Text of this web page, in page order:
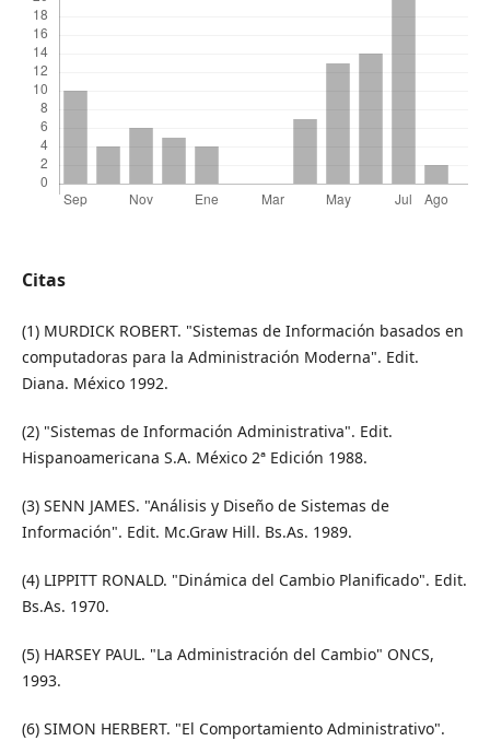
Citas
(1) MURDICK ROBERT. "Sistemas de Información basados en
computadoras para la Administración Moderna". Edit.
Diana. México 1992.
(2) "Sistemas de Información Administrativa". Edit.
Hispanoamericana S.A. México 2ª Edición 1988.
(3) SENN JAMES. "Análisis y Diseño de Sistemas de
Información". Edit. Mc.Graw Hill. Bs.As. 1989.
(4) LIPPITT RONALD. "Dinámica del Cambio Planificado". Edit.
Bs.As. 1970.
(5) HARSEY PAUL. "La Administración del Cambio" ONCS,
1993.
(6) SIMON HERBERT. "El Comportamiento Administrativo".